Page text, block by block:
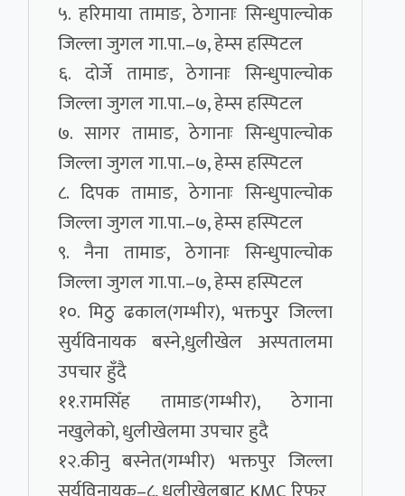
५. हरिमाया तामाङ, ठेगानाः सिन्धुपाल्चोक
जिल्ला जुगल गा.पा.–७, हेम्स हस्पिटल
६. दोर्जे तामाङ, ठेगानाः सिन्धुपाल्चोक
जिल्ला जुगल गा.पा.–७, हेम्स हस्पिटल
७. सागर तामाङ, ठेगानाः सिन्धुपाल्चोक
जिल्ला जुगल गा.पा.–७, हेम्स हस्पिटल
८. दिपक तामाङ, ठेगानाः सिन्धुपाल्चोक
जिल्ला जुगल गा.पा.–७, हेम्स हस्पिटल
९. नैना तामाङ, ठेगानाः सिन्धुपाल्चोक
जिल्ला जुगल गा.पा.–७, हेम्स हस्पिटल
१०. मिठु ढकाल(गम्भीर), भक्तपुुर जिल्ला
सुर्यविनायक बस्ने,धुलीखेल अस्पतालमा
उपचार हुँदै
११.रामसिँह तामाङ(गम्भीर), ठेगाना
नखुलेको, धुलीखेलमा उपचार हुदै
१२.कीनु बस्नेत(गम्भीर) भक्तपुर जिल्ला